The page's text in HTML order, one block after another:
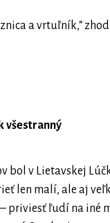
a vrtuľník,“
všestranný
bol v Lietavskej
len malí, ale aj
priviesť ľudí na iné